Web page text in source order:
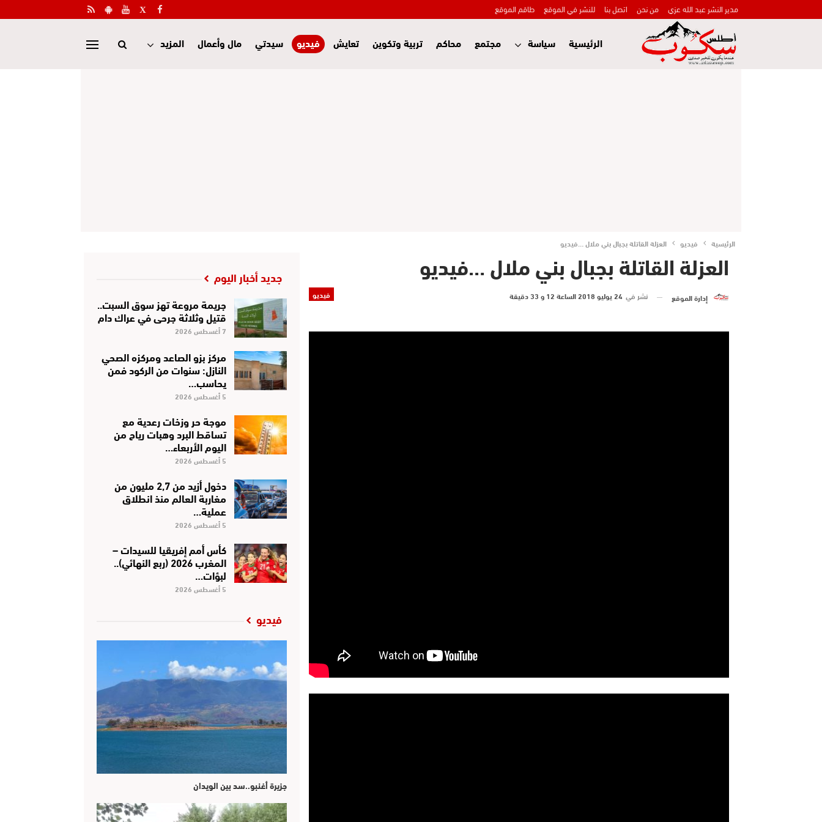
مدير النشر عبد الله عزي من نحن اتصل بنا للنشر في الموقع طاقم الموقع
الرئيسية سياسة مجتمع محاكم تربية وتكوين تعايش فيديو سيدتي مال وأعمال المزيد
الرئيسية فيديو العزلة القاتلة بجبال بني ملال …فيديو
العزلة القاتلة بجبال بني ملال …فيديو
فيديو إدارة الموقع نشر في 24 يوليو 2018 الساعة 12 و 33 دقيقة
جديد أخبار اليوم
جريمة مروعة تهز سوق السبت..
قتيل وثلاثة جرحى في عراك دام
7 أغسطس 2026
مركز بزو الصاعد ومركزه الصحي
النازل: سنوات من الركود فمن
يحاسب…
5 أغسطس 2026
موجة حر وزخات رعدية مع
تساقط البرد وهبات رياح من
اليوم الأربعاء…
5 أغسطس 2026
دخول أزيد من 2,7 مليون من
مغاربة العالم منذ انطلاق
عملية…
5 أغسطس 2026
كأس أمم إفريقيا للسيدات –
المغرب 2026 (ربع النهائي)..
لبؤات…
5 أغسطس 2026
فيديو
جزيرة أغنبو..سد بين الويدان